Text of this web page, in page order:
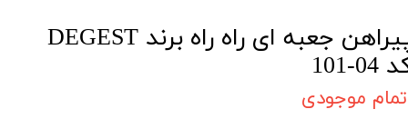
پیراهن جعبه ای راه راه برند DEGEST
101
موجودی